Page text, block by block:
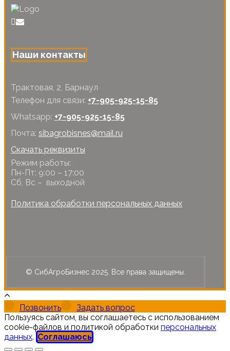
Наши контакты
Трактовая, 2, Барнаул
Телефон для связи: +7-905-925-15-85
Whatsapp: +7-905-925-15-85
Почта: sibagrobisnes@mail.ru
Скачать реквизиты
Режим работы:
Пн-Пт: 9:00 – 17:00
Сб, Вс – выходной
Политика обработки персональных данных
© СибАгроБизнес 2025. Все права защищены.
Позвонить
Задать вопрос
Пользуясь сайтом, вы соглашаетесь с использованием
cookie-файлов и политикой обработки персональных
данных. Соглашаюсь